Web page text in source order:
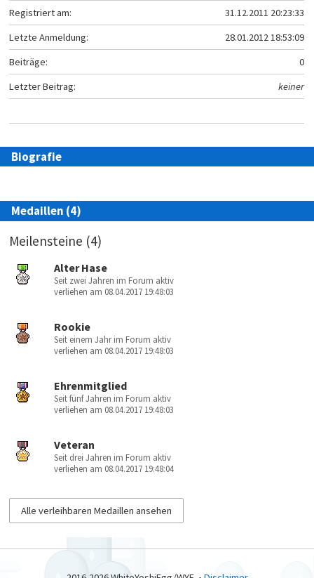
Registriert am:
31.12.2011 20:23:33
Letzte Anmeldung:
28.01.2012 18:53:09
Beiträge:
0
Letzter Beitrag:
keiner
Biografie
Medaillen (4)
Meilensteine (4)
Alter Hase
Seit zwei Jahren im Forum aktiv
verliehen am 08.04.2017 19:48:03
Rookie
Seit einem Jahr im Forum aktiv
verliehen am 08.04.2017 19:48:03
Ehrenmitglied
Seit fünf Jahren im Forum aktiv
verliehen am 08.04.2017 19:48:03
Veteran
Seit drei Jahren im Forum aktiv
verliehen am 08.04.2017 19:48:04
Alle verleihbaren Medaillen ansehen